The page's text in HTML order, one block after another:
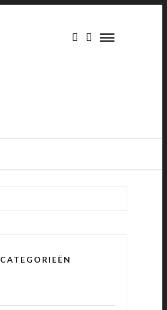
CATEGORIEËN